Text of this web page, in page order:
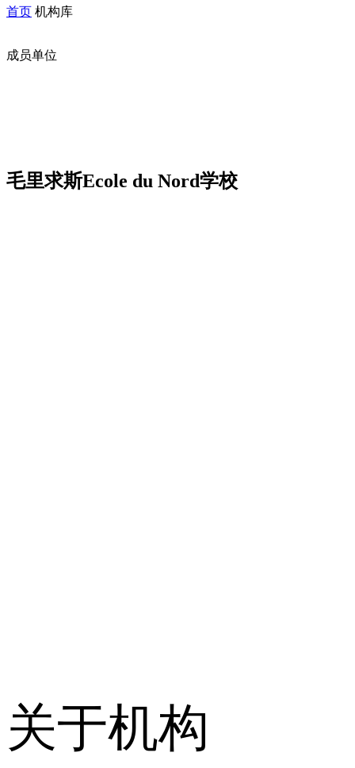
首页 机构库
成员单位
毛里求斯Ecole du Nord学校
关于机构